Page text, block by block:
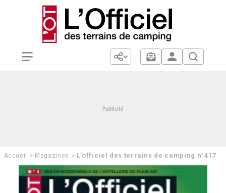
Accueil > Magazines > L’officiel des terrains de camping n°417